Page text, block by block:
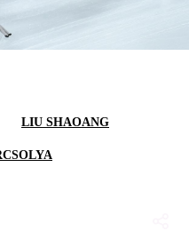
LIU SHAOANG